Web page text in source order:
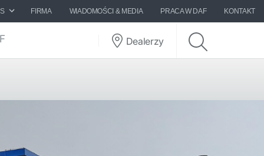
FIRMA WIADOMOŚCI & MEDIA PRACA W DAF KONTAKT
Dealerzy